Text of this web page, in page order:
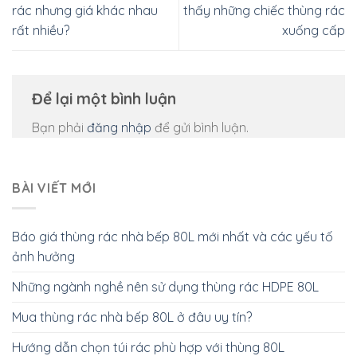
rác nhưng giá khác nhau
rất nhiều?
thấy những chiếc thùng rác
xuống cấp
Để lại một bình luận
Bạn phải đăng nhập để gửi bình luận.
BÀI VIẾT MỚI
Báo giá thùng rác nhà bếp 80L mới nhất và các yếu tố
ảnh hưởng
Những ngành nghề nên sử dụng thùng rác HDPE 80L
Mua thùng rác nhà bếp 80L ở đâu uy tín?
Hướng dẫn chọn túi rác phù hợp với thùng 80L